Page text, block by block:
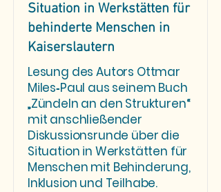
Situation in Werkstätten für
behinderte Menschen in
Kaiserslautern
Lesung des Autors Ottmar
Miles‑Paul aus seinem Buch
„Zündeln an den Strukturen“
mit anschließender
Diskussionsrunde über die
Situation in Werkstätten für
Menschen mit Behinderung,
Inklusion und Teilhabe.